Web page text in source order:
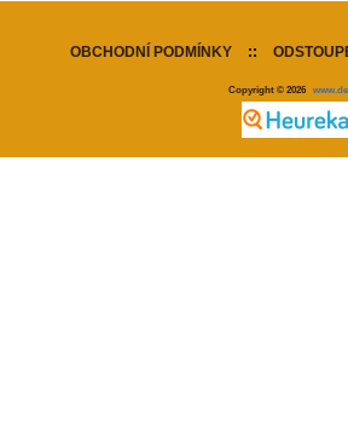
OBCHODNÍ PODMÍNKY ::
Copyright © 2026